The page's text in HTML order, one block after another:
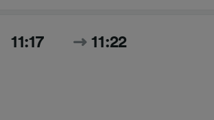
11:17 11:22